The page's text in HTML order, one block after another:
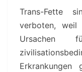
Trans-Fette
verboten,
Ursachen